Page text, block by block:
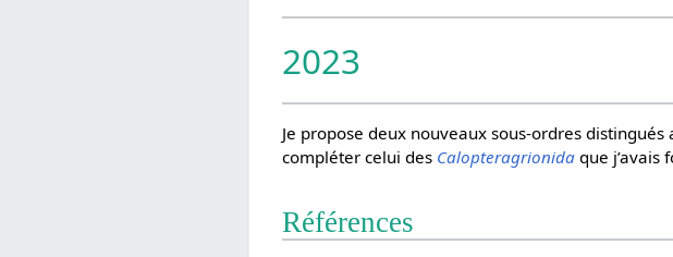
2023
Je propose deux nouveaux sous-ordres
compléter celui des Calopteragrionida que j’avais
Références